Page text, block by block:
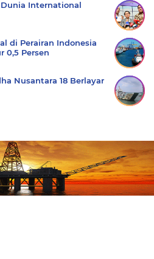
International
di Perairan Indonesia
0,5 Persen
Nusantara 18 Berlayar